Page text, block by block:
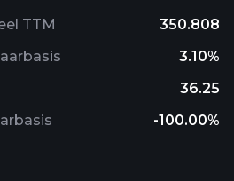
TTM
350.808
3.10%
36.25
-100.00%